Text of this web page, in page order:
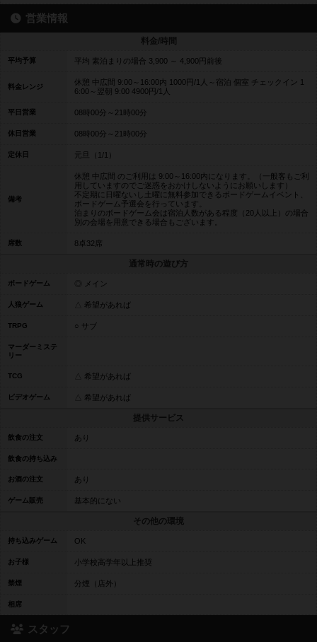
営業情報
料金/時間
平均予算 平均 素泊まりの場合 3,900 ～ 4,900円前後
料金レンジ
休憩 中広間 9:00～16:00内 1000円/1人～宿泊 個室 チェックイン 1
6:00～翌朝 9:00 4900円/1人
平日営業 08時00分～21時00分
休日営業 08時00分～21時00分
定休日 元旦（1/1）
備考
休憩 中広間 のご利用は 9:00～16:00内になります。（一般客もご利
用していますのでご迷惑をおかけしないようにお願いします）
不定期に日曜ないし土曜に無料参加できるボードゲームイベント、
ボードゲーム予選会を行っています。
泊まりのボードゲーム会は宿泊人数がある程度（20人以上）の場合
別の会場を用意できる場合もございます。
席数 8卓32席
通常時の遊び方
ボードゲーム ◎ メイン
人狼ゲーム △ 希望があれば
TRPG ○ サブ
マーダーミステ
リー
TCG △ 希望があれば
ビデオゲーム △ 希望があれば
提供サービス
飲食の注文 あり
飲食の持ち込み
お酒の注文 あり
ゲーム販売 基本的にない
その他の環境
持ち込みゲーム OK
お子様 小学校高学年以上推奨
禁煙 分煙（店外）
相席
スタッフ